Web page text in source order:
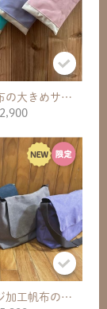
カラフル帆布の大きめサコッシュ
ヴィンテージ加工帆布のメッセンジャーバッグ